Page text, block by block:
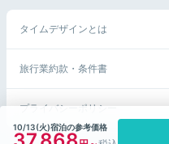
Check-out
11:00
大鳥居にサヨナラ。
満ち足りて出発
10/13(火)宿泊の参考価格
タイムデザインとは
旅行業約款・条件書
プライバシーポリシー